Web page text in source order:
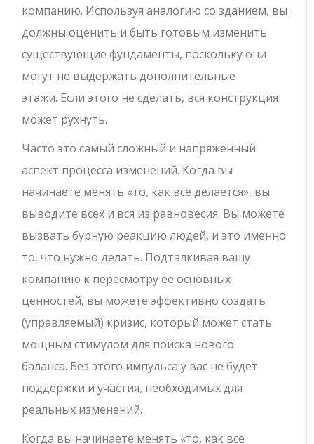
компанию. Используя аналогию со зданием, вы
должны оценить и быть готовым изменить
существующие фундаменты, поскольку они
могут не выдержать дополнительные
этажи. Если этого не сделать, вся конструкция
может рухнуть.
Часто это самый сложный и напряженный
аспект процесса изменений. Когда вы
начинаете менять «то, как все делается», вы
выводите всех и вся из равновесия. Вы можете
вызвать бурную реакцию людей, и это именно
то, что нужно делать. Подталкивая вашу
компанию к пересмотру ее основных
ценностей, вы можете эффективно создать
(управляемый) кризис, который может стать
мощным стимулом для поиска нового
баланса. Без этого импульса у вас не будет
поддержки и участия, необходимых для
реальных изменений.
Когда вы начинаете менять «то, как все